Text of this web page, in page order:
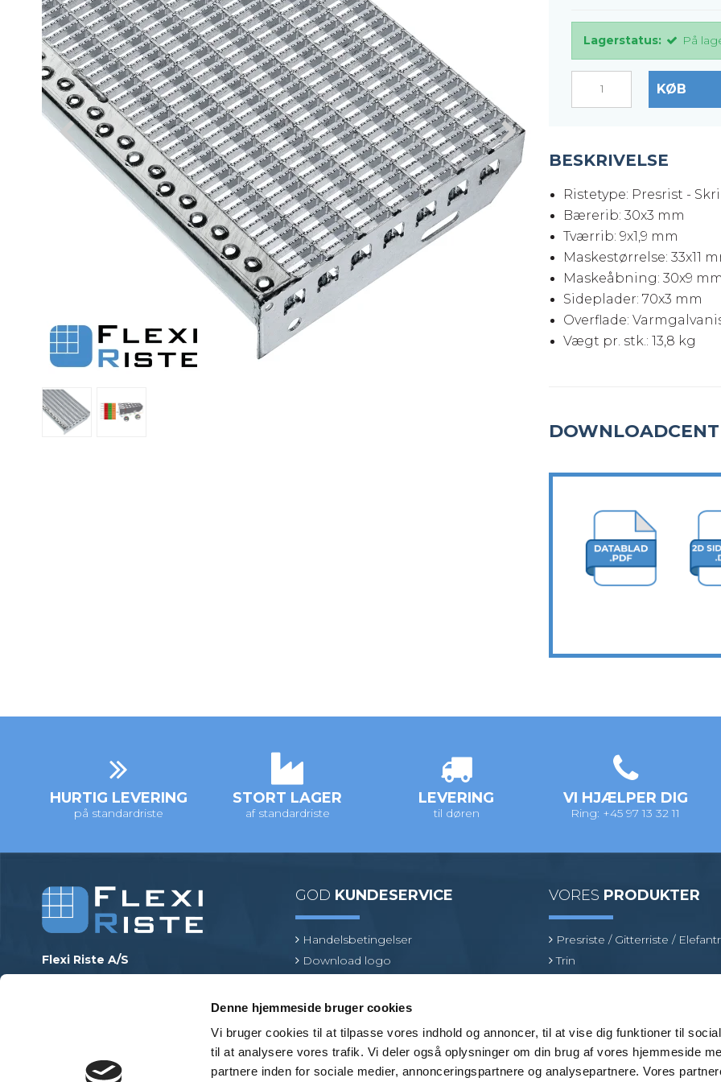
Denne hjemmeside bruger cookies
Vi bruger cookies til at tilpasse vores indhold og annoncer, til at vise dig funktioner til
til at analysere vores trafik. Vi deler også oplysninger om din brug af vores hjemmeside
partnere inden for sociale medier, annonceringspartnere og analysepartnere. Vores
Fastgørelse - Trin
Fastgørelsesbeslag - Fiberriste
Fastgørelsesbeslag - Optræksriste
Se alle
Flexi Aqua Sokkelaffugter
Lagerstatus: På
KØB
BESKRIVELSE
Ristetype: Presrist -
Bærerib: 30x3 mm
Tværrib: 9x1,9 mm
Maskestørrelse: 33x11
Maskeåbning: 30x9
Sideplader: 70x3 mm
Overflade:
Vægt pr. stk.: 13,8 kg
HURTIG LEVERING
på standardriste
STORT LAGER
af standardriste
LEVERING
til døren
VI HJÆLPER DIG
Ring: +45 97 13 32 11
Flexi Riste A/S
mail@flexiriste.dk
GOD KUNDESERVICE
Handelsbetingelser
Download logo
Find en produktspecialist
VORES PRODUKTER
Presriste / Gitterriste /
Trin
Fastgørelsesbeslag
Brancher